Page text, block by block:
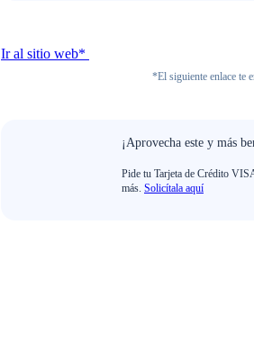
Ir al sitio web*
*El siguiente enlace te
¡Aprovecha este y más
Pide tu Tarjeta de Crédito
más. Solicítala aquí